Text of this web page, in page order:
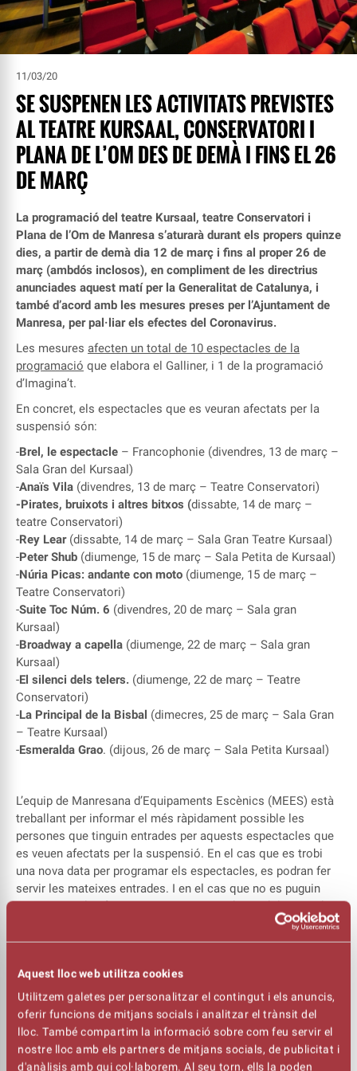
Aquest lloc web utilitza cookies
Utilitzem galetes per personalitzar el contingut i els anuncis,
oferir funcions de mitjans socials i analitzar el trànsit del
lloc. També compartim la informació sobre com feu servir el
nostre lloc amb els partners de mitjans socials, de publicitat i
d'anàlisis amb qui col·laborem. Al seu torn, ells la poden
11/03/20
SE SUSPENEN LES ACTIVITATS PREVISTES
AL TEATRE KURSAAL, CONSERVATORI I
PLANA DE L’OM DES DE DEMÀ I FINS EL 26
DE MARÇ
La programació del teatre Kursaal, teatre Conservatori i
Plana de l’Om de Manresa s’aturarà durant els propers quinze
dies, a partir de demà dia 12 de març i fins al proper 26 de
març (ambdós inclosos), en compliment de les directrius
anunciades aquest matí per la Generalitat de Catalunya, i
també d’acord amb les mesures preses per l’Ajuntament de
Manresa, per pal·liar els efectes del Coronavirus.
Les mesures afecten un total de 10 espectacles de la
programació que elabora el Galliner, i 1 de la programació
d’Imagina’t.
En concret, els espectacles que es veuran afectats per la
suspensió són:
-Brel, le espectacle – Francophonie (divendres, 13 de març –
Sala Gran del Kursaal)
-Anaïs Vila (divendres, 13 de març – Teatre Conservatori)
-Pirates, bruixots i altres bitxos (dissabte, 14 de març –
teatre Conservatori)
-Rey Lear(dissabte, 14 de març – Sala Gran Teatre Kursaal)
-Peter Shub (diumenge, 15 de març – Sala Petita de Kursaal)
-Núria Picas: andante con moto (diumenge, 15 de març –
Teatre Conservatori)
-Suite Toc Núm. 6 (divendres, 20 de març – Sala gran
Kursaal)
-Broadway a capella (diumenge, 22 de març – Sala gran
Kursaal)
-El silenci dels telers. (diumenge, 22 de març – Teatre
Conservatori)
-La Principal de la Bisbal (dimecres, 25 de març – Sala Gran
– Teatre Kursaal)
-Esmeralda Grao. (dijous, 26 de març – Sala Petita Kursaal)
L’equip de Manresana d’Equipaments Escènics (MEES) està
treballant per informar el més ràpidament possible les
persones que tinguin entrades per aquests espectacles que
es veuen afectats per la suspensió. En el cas que es trobi
una nova data per programar els espectacles, es podran fer
servir les mateixes entrades. I en el cas que no es puguin
reprogramar les funcions o no es tingui disponibilitat per la
nova data, es retornarà l’import de les entrades. S’anirà
ampliant la informació en els propers dies.
Altres activitats als espais gestionats per Manresana
d’Equipaments Escènics
Pel que fa a la resta d’activitats programades en aquests
espais, però organitzades per altres entitats, també queden